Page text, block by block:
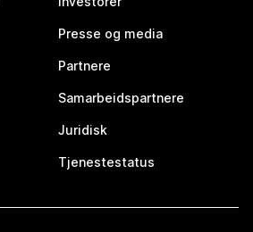
Presse og media
Partnere
Samarbeidspartnere
Juridisk
Tjenestestatus